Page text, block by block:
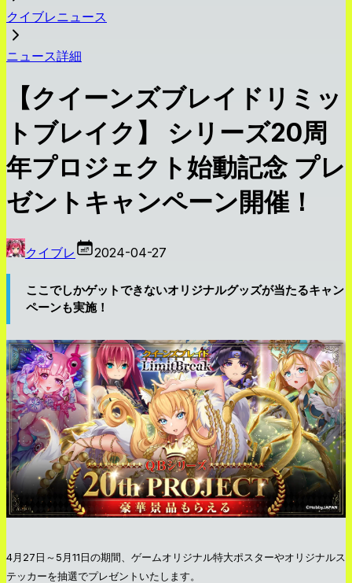
クイブレニュース
ニュース詳細
【クイーンズブレイドリミッ
トブレイク】 シリーズ20周
年プロジェクト始動記念 プレ
ゼントキャンペーン開催！
クイブレ 2024-04-27
ここでしかゲットできないオリジナルグッズが当たるキャン
ペーンも実施！
4月27日～5月11日の期間、ゲームオリジナル特大ポスターやオリジナルス
テッカーを抽選でプレゼントいたします。